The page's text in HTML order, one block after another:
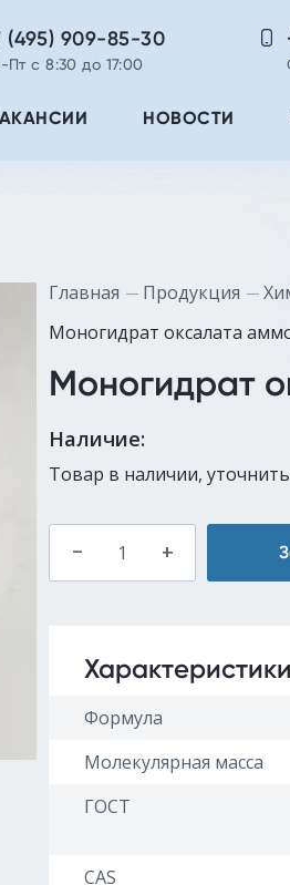
(495) 909-85-30
Пт с 8:30 до 17:00
НОВОСТИ
Главная Продукция
Моногидрат оксалата
Моногидрат
Наличие:
Товар в наличии,
– +
Характеристики
Формула
Молекулярная масса
ГОСТ
CAS